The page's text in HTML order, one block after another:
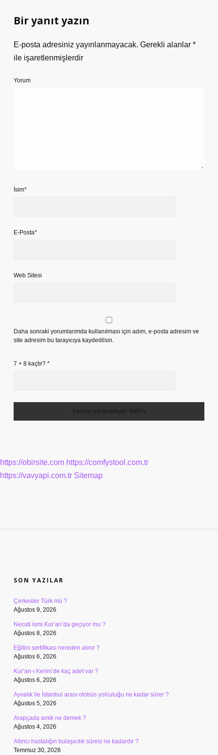
Bir yanıt yazın
E-posta adresiniz yayınlanmayacak. Gerekli alanlar *
ile işaretlenmişlerdir
Yorum
İsim*
E-Posta*
Web Sitesi
Daha sonraki yorumlarımda kullanılması için adım, e-posta adresim ve
site adresim bu tarayıcıya kaydedilsin.
7 + 8 kaçtır? *
https://obirsite.com https://comfystool.com.tr
https://vavyapi.com.tr Sitemap
SON YAZILAR
Çerkesler Türk mü ?
Ağustos 9, 2026
Necati ismi Kur’an’da geçiyor mu ?
Ağustos 8, 2026
Eğitim sertifikası nereden alınır ?
Ağustos 6, 2026
Kur’an-ı Kerim’de kaç adet var ?
Ağustos 6, 2026
Ayvalık ile İstanbul arası otobüs yolculuğu ne kadar sürer ?
Ağustos 5, 2026
Arapçada amik ne demek ?
Ağustos 4, 2026
Altıncı hastalığın bulaşıcılık süresi ne kadardır ?
Temmuz 30, 2026